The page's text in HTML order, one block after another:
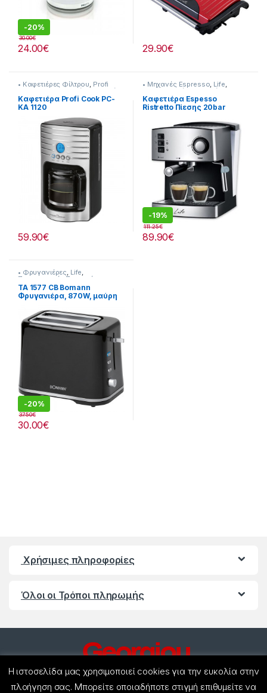
-20%
24.00€
30.00€
29.90€
• Καφετιέρες Φίλτρου Profi
Cooc Προετοιμασία Πρωινού
Καφετιέρα Profi Cook PC-
KA 1120
59.90€
• Μηχανές Espresso Life
Προετοιμασία Πρωινού
Καφετιέρα Espesso
Ristretto Πίεσης 20bar
-19%
89.90€
111.25€
• Φρυγανιέρες, Life,
Προετοιμασία Πρωινού
TA 1577 CB Bomann
Φρυγανιέρα, 870W, μαύρη
-20%
30.00€
37.50€
Χρήσιμες πληροφορίες
Όλοι οι Τρόποι πληρωμής
Η ιστοσελίδα μας χρησιμοποιεί cookies για την ευκολία στην
πλοήγηση σας. Μπορείτε οποιαδήποτε στιγμή επιθυμείτε να